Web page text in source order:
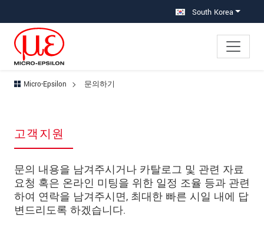
South Korea
Micro-Epsilon 문의하기
고객지원
문의 내용을 남겨주시거나 카탈로그 및 관련 자료
요청 혹은 온라인 미팅을 위한 일정 조율 등과 관련
하여 연락을 남겨주시면, 최대한 빠른 시일 내에 답
변드리도록 하겠습니다.